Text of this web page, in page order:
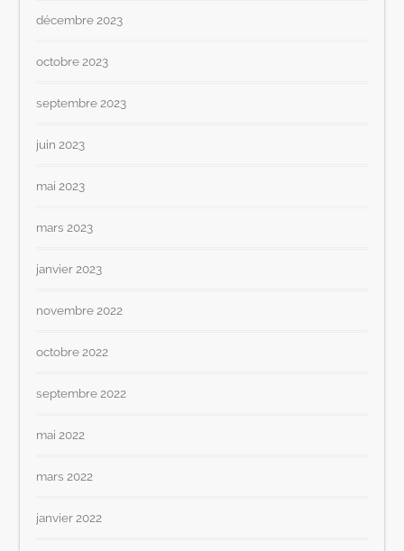
décembre 2023
octobre 2023
septembre 2023
juin 2023
mai 2023
mars 2023
janvier 2023
novembre 2022
octobre 2022
septembre 2022
mai 2022
mars 2022
janvier 2022